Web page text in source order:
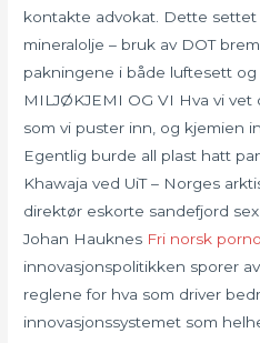
kontakte advokat. Dette
mineralolje – bruk av DOT
pakningene i både luftesett og
MILJØKJEMI OG VI Hva vi
som vi puster inn, og kjemien
Egentlig burde all plast hatt
Khawaja ved UiT – Norges
direktør eskorte sandefjord
Johan Hauknes Fri norsk
innovasjonspolitikken sporer
reglene for hva som driver
innovasjonssystemet som